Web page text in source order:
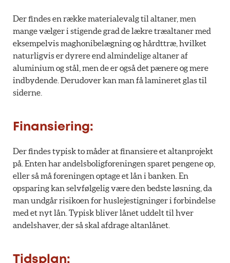
Der findes en række materialevalg til altaner, men
mange vælger i stigende grad de lækre træaltaner med
eksempelvis maghonibelægning og hårdttræ, hvilket
naturligvis er dyrere end almindelige altaner af
aluminium og stål, men de er også det pænere og mere
indbydende. Derudover kan man få lamineret glas til
siderne.
Finansiering:
Der findes typisk to måder at finansiere et altanprojekt
på. Enten har andelsboligforeningen sparet pengene op,
eller så må foreningen optage et lån i banken. En
opsparing kan selvfølgelig være den bedste løsning, da
man undgår risikoen for huslejestigninger i forbindelse
med et nyt lån. Typisk bliver lånet uddelt til hver
andelshaver, der så skal afdrage altanlånet.
Tidsplan: